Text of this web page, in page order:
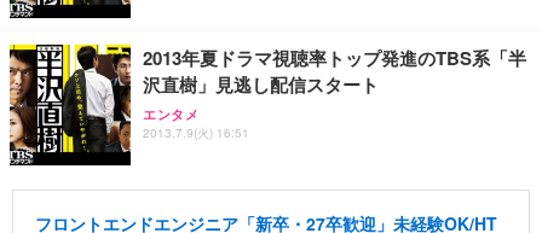
2013年夏ドラマ視聴率トップ発進のTBS系「半
沢直樹」見逃し配信スタート
エンタメ
2013.7.9(火) 16:51
フロントエンドエンジニア「新卒・27卒歓迎」未経験OK/HT